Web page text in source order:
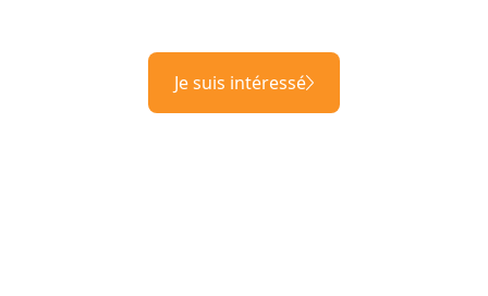
Je suis intéressé